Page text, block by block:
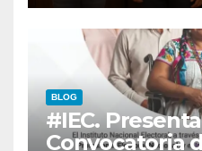
BLOG
#IEC.
Convocatoria